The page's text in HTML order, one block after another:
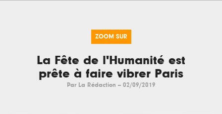
ZOOM SUR
La Fête de l'Humanité est
prête à faire vibrer Paris
Par La Rédaction -- 02/09/2019